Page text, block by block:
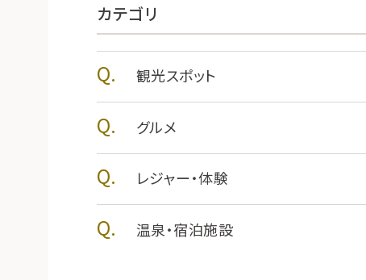
カテゴリ
観光スポット
グルメ
レジャー・体験
温泉・宿泊施設